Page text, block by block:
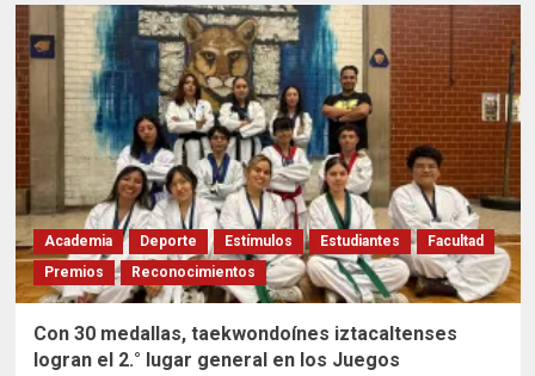
Academia Deporte Estímulos Estudiantes
Facultad
Premios
Reconocimientos
Con 30 medallas, taekwondoínes iztacaltenses
logran el 2.° lugar general en los Juegos